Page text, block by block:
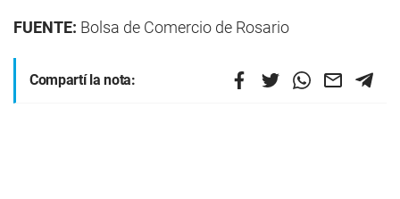
FUENTE: Bolsa de Comercio de Rosario
Compartí la nota: